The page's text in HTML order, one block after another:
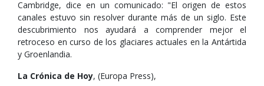
Cambridge, dice en un comunicado: "El origen de estos
canales estuvo sin resolver durante más de un siglo. Este
descubrimiento nos ayudará a comprender mejor el
retroceso en curso de los glaciares actuales en la Antártida
y Groenlandia.
La Crónica de Hoy, (Europa Press),